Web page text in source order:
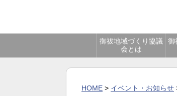
御祓地域づくり協議
会とは
御
HOME > イベント・お知らせ